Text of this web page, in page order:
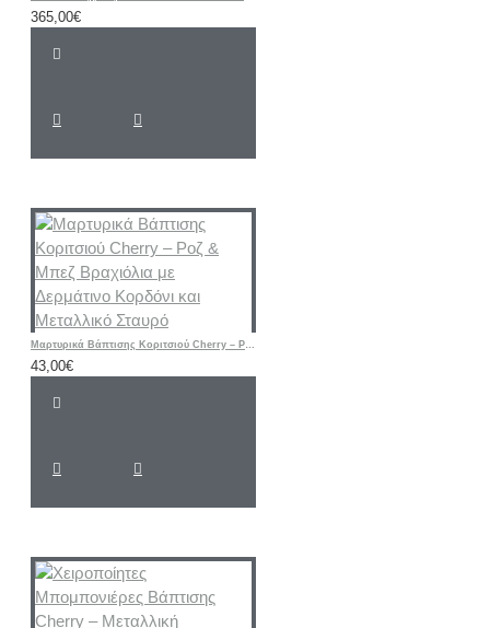
365,00€
Μαρτυρικά Βάπτισης Κοριτσιού Cherry – Ροζ & Μπεζ Βραχιόλια με Δερμάτινο Κορδόνι και Μεταλλικό Σταυρό
43,00€